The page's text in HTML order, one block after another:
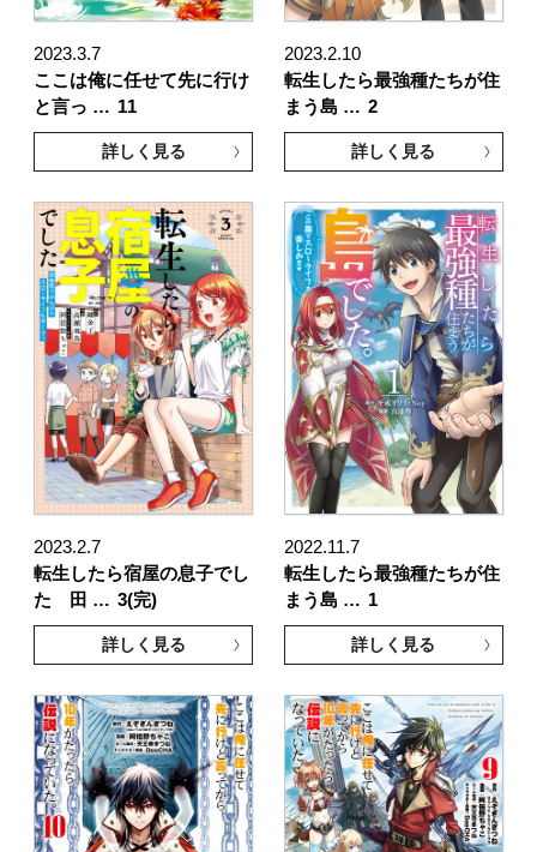
2023.3.7
ここは俺に任せて先に行け
と言っ … 11
詳しく見る
2023.2.10
転生したら最強種たちが住
まう島 … 2
詳しく見る
2023.2.7
転生したら宿屋の息子でし
た 田 … 3(完)
詳しく見る
2022.11.7
転生したら最強種たちが住
まう島 … 1
詳しく見る